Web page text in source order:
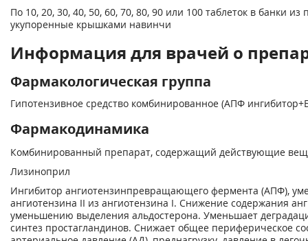
По 10, 20, 30, 40, 50, 60, 70, 80, 90 или 100 таблеток в банки из
укупоренные крышками навинчи
Информация для врачей о
Фармакологическая группа
Гипотензивное средство комбинированное (АПФ
Фармакодинамика
Комбинированный препарат, содержащий действующие
Лизиноприл
Ингибитор ангиотензинпревращающего фермента (АПФ),
ангиотензина II из ангиотензина I. Снижение содержания
уменьшению выделения альдостерона. Уменьшает
синтез простагландинов. Снижает общее периферическое